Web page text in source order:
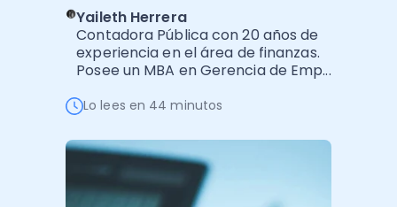
Administración Empresarial
Software Factura y Administración
Cursos
Autores
Yaileth Herrera
Contadora Pública con 20 años de
experiencia en el área de finanzas.
Posee un MBA en Gerencia de Emp...
Lo lees en 44 minutos